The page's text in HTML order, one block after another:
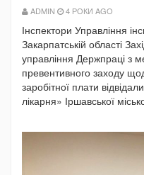
ADMIN 4 РОКИ AGO
Інспектори Управління
Закарпатській області
управління Держпраці з
превентивного заходу
заробітної плати
лікарня» Іршавської